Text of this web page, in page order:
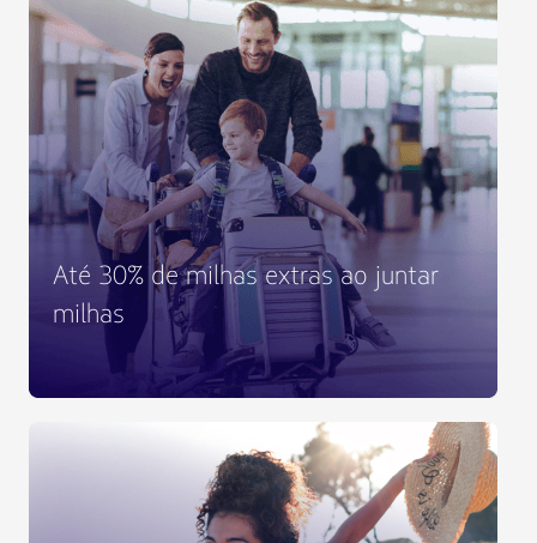
Até 30% de milhas extras ao juntar
milhas